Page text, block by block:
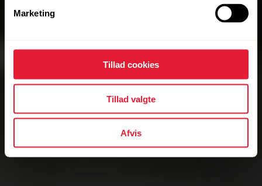
Marketing
Tillad cookies
Tillad valgte
Afvis